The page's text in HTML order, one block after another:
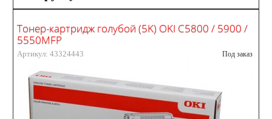
Tонер-картридж голубой (5K) OKI C5800 / 5900 /
5550MFP
Артикул: 43324443 Под заказ